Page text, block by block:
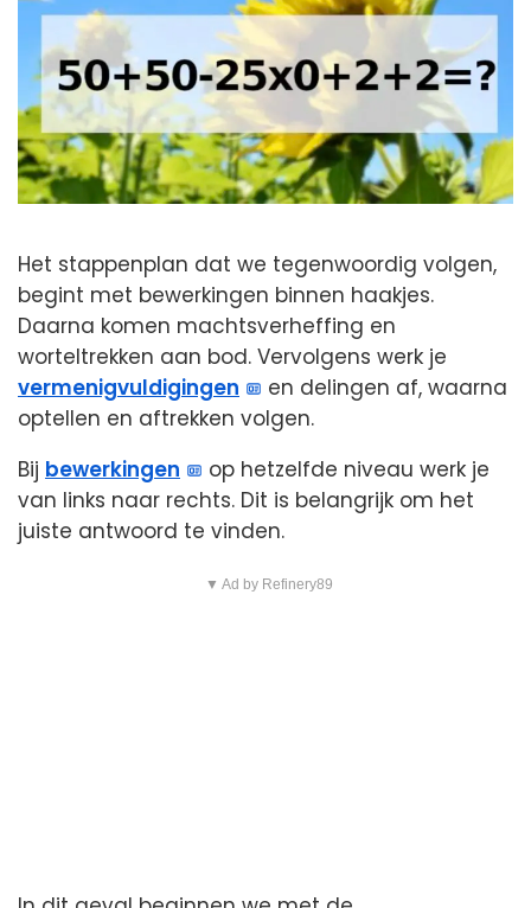
Het stappenplan dat we tegenwoordig volgen,
begint met bewerkingen binnen haakjes.
Daarna komen machtsverheffing en
worteltrekken aan bod. Vervolgens werk je
vermenigvuldigingen
en delingen af, waarna
optellen en aftrekken volgen.
Bij bewerkingen
op hetzelfde niveau werk je
van links naar rechts. Dit is belangrijk om het
juiste antwoord te vinden.
▼ Ad by Refinery89